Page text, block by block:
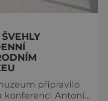
připravilo
konferenci Antonín